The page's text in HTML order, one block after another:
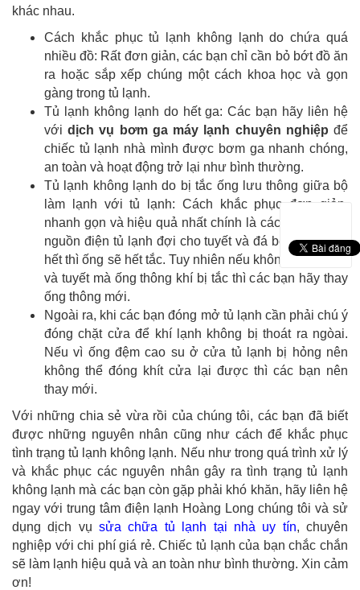
khác nhau.
Cách khắc phục tủ lạnh không lạnh do chứa quá
nhiều đồ: Rất đơn giản, các bạn chỉ cần bỏ bớt đồ ăn
ra hoặc sắp xếp chúng một cách khoa học và gọn
gàng trong tủ lạnh.
Tủ lạnh không lạnh do hết ga: Các bạn hãy liên hệ
vớidịch vụ bơm ga máy lạnh chuyên nghiệp để
chiếc tủ lạnh nhà mình được bơm ga nhanh chóng,
an toàn và hoạt động trở lại như bình thường.
Tủ lạnh không lạnh do bị tắc ống lưu thông giữa bộ
làm lạnh với tủ lạnh: Cách khắc phục đơn giản,
nhanh gọn và hiệu quả nhất chính là các bạn hãy tắt
nguồn điện tủ lạnh đợi cho tuyết và đá bên trong tan
hết thì ống sẽ hết tắc. Tuy nhiên nếu không phải vì đá
và tuyết mà ống thông khí bị tắc thì các bạn hãy thay
ống thông mới.
Ngoài ra, khi các bạn đóng mở tủ lạnh cần phải chú ý
đóng chặt cửa để khí lạnh không bị thoát ra ngòai.
Nếu vì ống đệm cao su ở cửa tủ lạnh bị hỏng nên
không thể đóng khít cửa lại được thì các bạn nên
thay mới.
Với những chia sẻ vừa rồi của chúng tôi, các bạn đã biết
được những nguyên nhân cũng như cách để khắc phục
tình trạng tủ lạnh không lạnh. Nếu như trong quá trình xử lý
và khắc phục các nguyên nhân gây ra tình trạng tủ lạnh
không lạnh mà các bạn còn gặp phải khó khăn, hãy liên hệ
ngay với trung tâm điện lạnh Hoàng Long chúng tôi và sử
dụng dịch vụsửa chữa tủ lạnh tại nhà uy tín, chuyên
nghiệp với chi phí giá rẻ. Chiếc tủ lạnh của bạn chắc chắn
sẽ làm lạnh hiệu quả và an toàn như bình thường. Xin cảm
ơn!